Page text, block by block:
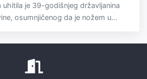
uhitila je 39-godišnjeg državljanina
osumnjičenog da je nožem u...